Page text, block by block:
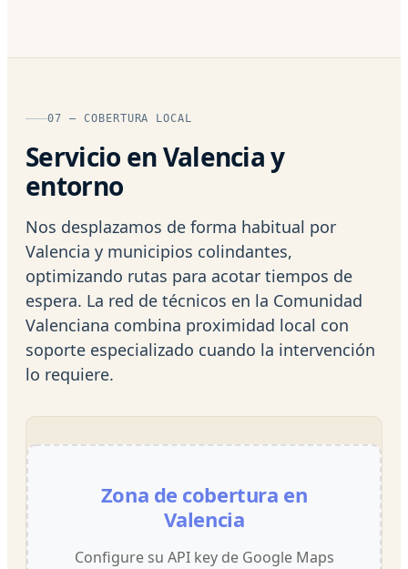
07 — COBERTURA LOCAL
Servicio en Valencia y
entorno
Nos desplazamos de forma habitual por
Valencia y municipios colindantes,
optimizando rutas para acotar tiempos de
espera. La red de técnicos en la Comunidad
Valenciana combina proximidad local con
soporte especializado cuando la intervención
lo requiere.
Zona de cobertura en
Valencia
Configure su API key de Google Maps